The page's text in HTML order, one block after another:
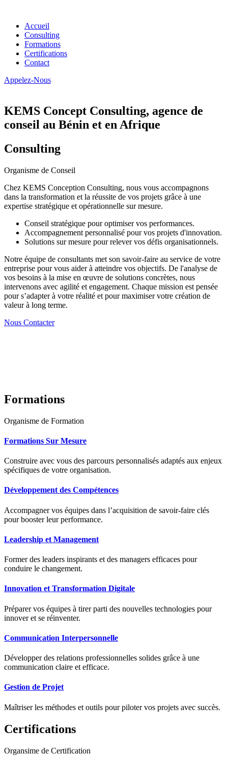
Accueil
Consulting
Formations
Certifications
Contact
Appelez-Nous
KEMS Concept Consulting, agence de
conseil au Bénin et en Afrique
Consulting
Organisme de Conseil
Chez KEMS Conception Consulting, nous vous accompagnons
dans la transformation et la réussite de vos projets grâce à une
expertise stratégique et opérationnelle sur mesure.
Conseil stratégique pour optimiser vos performances.
Accompagnement personnalisé pour vos projets d'innovation.
Solutions sur mesure pour relever vos défis organisationnels.
Notre équipe de consultants met son savoir-faire au service de votre
entreprise pour vous aider à atteindre vos objectifs. De l'analyse de
vos besoins à la mise en œuvre de solutions concrètes, nous
intervenons avec agilité et engagement. Chaque mission est pensée
pour s’adapter à votre réalité et pour maximiser votre création de
valeur à long terme.
Nous Contacter
Formations
Organisme de Formation
Formations Sur Mesure
Construire avec vous des parcours personnalisés adaptés aux enjeux
spécifiques de votre organisation.
Développement des Compétences
Accompagner vos équipes dans l’acquisition de savoir-faire clés
pour booster leur performance.
Leadership et Management
Former des leaders inspirants et des managers efficaces pour
conduire le changement.
Innovation et Transformation Digitale
Préparer vos équipes à tirer parti des nouvelles technologies pour
innover et se réinventer.
Communication Interpersonnelle
Développer des relations professionnelles solides grâce à une
communication claire et efficace.
Gestion de Projet
Maîtriser les méthodes et outils pour piloter vos projets avec succès.
Certifications
Organsime de Certification